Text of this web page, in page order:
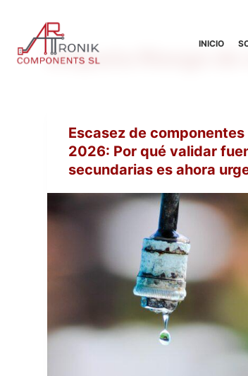
INICIO
Etiqueta
Escasez de componentes
2026: Por qué validar
secundarias es ahora